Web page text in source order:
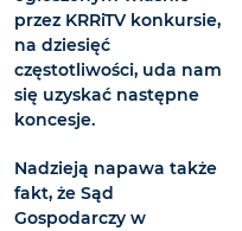
przez KRRiTV konkursie,
na dziesięć
częstotliwości, uda nam
się uzyskać następne
koncesje.
Nadzieją napawa także
fakt, że Sąd
Gospodarczy w